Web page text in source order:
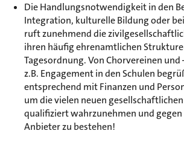
Die Handlungsnotwendigkeit in den
Integration, kulturelle Bildung oder
ruft zunehmend die
ihren häufig ehrenamtlichen
Tagesordnung. Von Chorvereinen
z.B. Engagement in den Schulen
entsprechend mit Finanzen und
um die vielen neuen
qualifiziert wahrzunehmen und
Anbieter zu bestehen!